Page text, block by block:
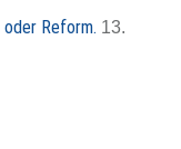
oder Reform. 13.